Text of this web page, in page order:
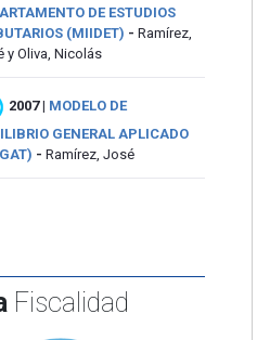
DE ESTUDIOS
(MIIDET) - Ramírez,
y Oliva, Nicolás
2007| MODELO DE
GENERAL APLICADO
- Ramírez, José
Fiscalidad